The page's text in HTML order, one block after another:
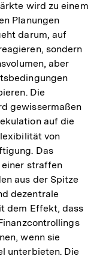
wird zu einem
Planungen
darum, auf
sondern
aber
Die
gewissermaßen
auf die
von
Das
straffen
aus der Spitze
dezentrale
dem Effekt, dass
wenn sie
unterbieten. Die